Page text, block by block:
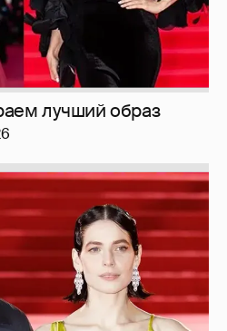
лучший образ